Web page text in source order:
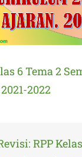
6 Tema 2
2022
RPP